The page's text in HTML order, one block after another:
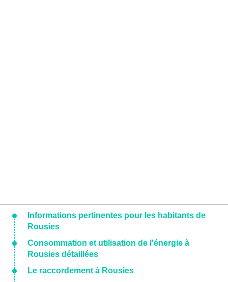
Informations pertinentes pour les habitants de
Rousies
Consommation et utilisation de l'énergie à
Rousies détaillées
Le raccordement à Rousies